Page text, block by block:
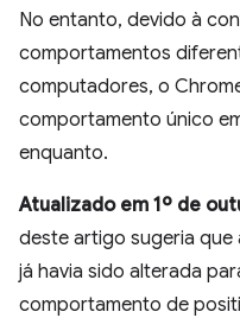
No entanto, devido à
comportamentos
computadores, o
comportamento único
enquanto.
Atualizado em 1º de
deste artigo sugeria que
já havia sido alterada
comportamento de